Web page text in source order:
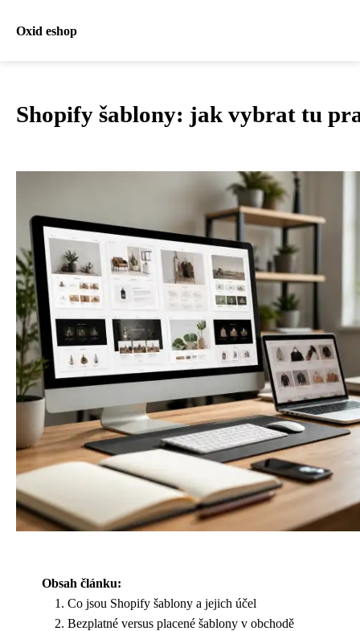
Oxid eshop
Shopify šablony: jak vybrat tu
Obsah článku:
Co jsou Shopify šablony a jejich účel
Bezplatné versus placené šablony v obchodě